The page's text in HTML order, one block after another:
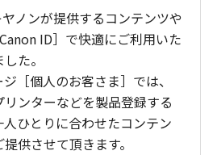
ノンが提供するコンテンツや
ID］で快適にご利用いた
た。
［個人のお客さま］では、
ンターなどを製品登録する
ひとりに合わせたコンテン
供させて頂きます。